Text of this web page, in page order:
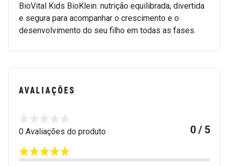
BioVital Kids BioKlein: nutrição equilibrada, divertida
e segura para acompanhar o crescimento e o
desenvolvimento do seu filho em todas as fases.
AVALIAÇÕES
0 Avaliações do produto 0 / 5